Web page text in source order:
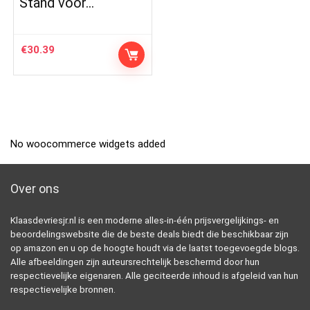
€30.39
No woocommerce widgets added
Over ons
Klaasdevriesjr.nl is een moderne alles-in-één prijsvergelijkings- en
beoordelingswebsite die de beste deals biedt die beschikbaar zijn
op amazon en u op de hoogte houdt via de laatst toegevoegde blogs.
Alle afbeeldingen zijn auteursrechtelijk beschermd door hun
respectievelijke eigenaren. Alle geciteerde inhoud is afgeleid van hun
respectievelijke bronnen.